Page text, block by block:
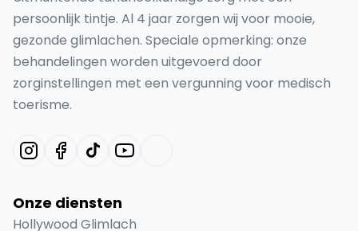
persoonlijk tintje. Al 4 jaar zorgen wij voor mooie,
gezonde glimlachen. Speciale opmerking: onze
behandelingen worden uitgevoerd door
zorginstellingen met een vergunning voor medisch
toerisme.
Onze diensten
Hollywood Glimlach